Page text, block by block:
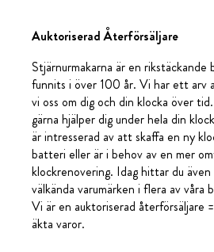
Auktoriserad Återförsäljare
Stjärnurmakarna är en rikstäckande
funnits i över 100 år. Vi har ett arv
vi oss om dig och din klocka över
gärna hjälper dig under hela din
är intresserad av att skaffa en ny
batteri eller är i behov av en mer
klockrenovering. Idag hittar du även
välkända varumärken i flera av våra
Vi är en auktoriserad återförsäljare
äkta varor.